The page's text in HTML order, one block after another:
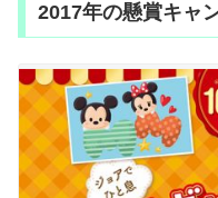
2017年の懸賞キャ